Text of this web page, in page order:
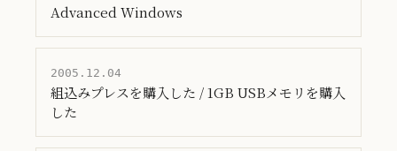
Advanced Windows
2005.12.04
組込みプレスを購入した / 1GB USBメモリを購入
した